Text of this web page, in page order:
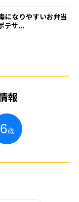
になりやすいお弁当
テサ...
報
6歳